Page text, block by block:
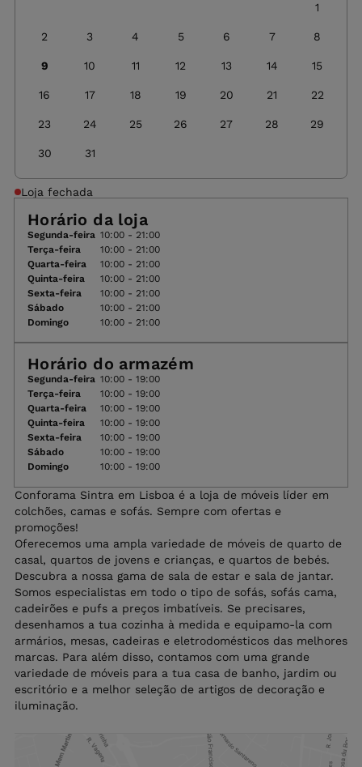
1
2 3 4 5 6 7 8
9 10 11 12 13 14 15
16 17 18 19 20 21 22
23 24 25 26 27 28 29
30 31
Loja fechada
Horário da loja
Segunda-feira 10:00 - 21:00
Terça-feira
10:00 - 21:00
Quarta-feira
10:00 - 21:00
Quinta-feira
10:00 - 21:00
Sexta-feira
10:00 - 21:00
Sábado
10:00 - 21:00
Domingo
10:00 - 21:00
Horário do armazém
Segunda-feira 10:00 - 19:00
Terça-feira
10:00 - 19:00
Quarta-feira
10:00 - 19:00
Quinta-feira
10:00 - 19:00
Sexta-feira
10:00 - 19:00
Sábado
10:00 - 19:00
Domingo
10:00 - 19:00
Conforama Sintra em Lisboa é a loja de móveis líder em
colchões, camas e sofás. Sempre com ofertas e
promoções!
Oferecemos uma ampla variedade de móveis de quarto de
casal, quartos de jovens e crianças, e quartos de bebés.
Descubra a nossa gama de sala de estar e sala de jantar.
Somos especialistas em todo o tipo de sofás, sofás cama,
cadeirões e pufs a preços imbatíveis. Se precisares,
desenhamos a tua cozinha à medida e equipamo-la com
armários, mesas, cadeiras e eletrodomésticos das melhores
marcas. Para além disso, contamos com uma grande
variedade de móveis para a tua casa de banho, jardim ou
escritório e a melhor seleção de artigos de decoração e
iluminação.